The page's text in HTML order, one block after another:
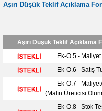
Aşırı Düşük Teklif Açıklama
Aşırı Düşük Teklif Açıklama
Ek-O.5 -
Ek-O.6 - Satış
Ek-O.7 -
(Malın Üreticisi
Ek-O.8 - Stok